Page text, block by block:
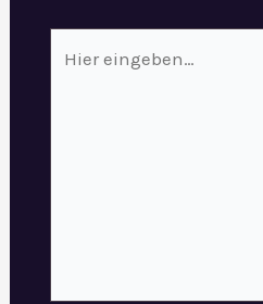
eingeben…